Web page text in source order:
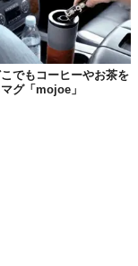
情報はFacebookで
でもコーヒーやお茶を
グ「mojoe」